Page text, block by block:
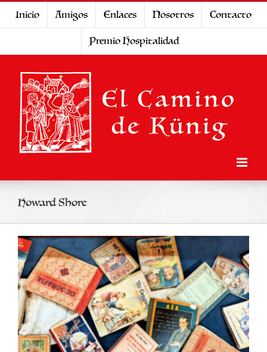
Inicio Amigos Enlaces Nosotros
Contacto
Premio Hospitalidad
Howard Shore